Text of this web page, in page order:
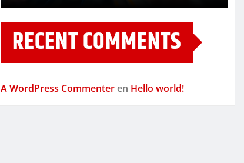
RECENT COMMENTS
A WordPress Commenter en Hello world!